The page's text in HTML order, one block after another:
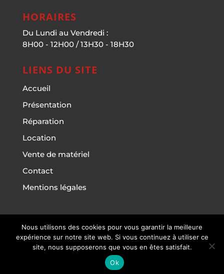
HORAIRES
Du Lundi au Vendredi :
8H00 - 12H00 / 13H30 - 18H30
LIENS DU SITE
Accueil
Présentation
Réparation
Location
Vente de matériel
Contact
Mentions légales
Multi' Services du Cailly - Copyright © 2023-
Mentions Légales- Site réalisé parForthcollab.fr|
Agence web à Rouen
&photographe à Rouen
Nous utilisons des cookies pour vous garantir la meilleure
expérience sur notre site web. Si vous continuez à utiliser ce
site, nous supposerons que vous en êtes satisfait.
Ok